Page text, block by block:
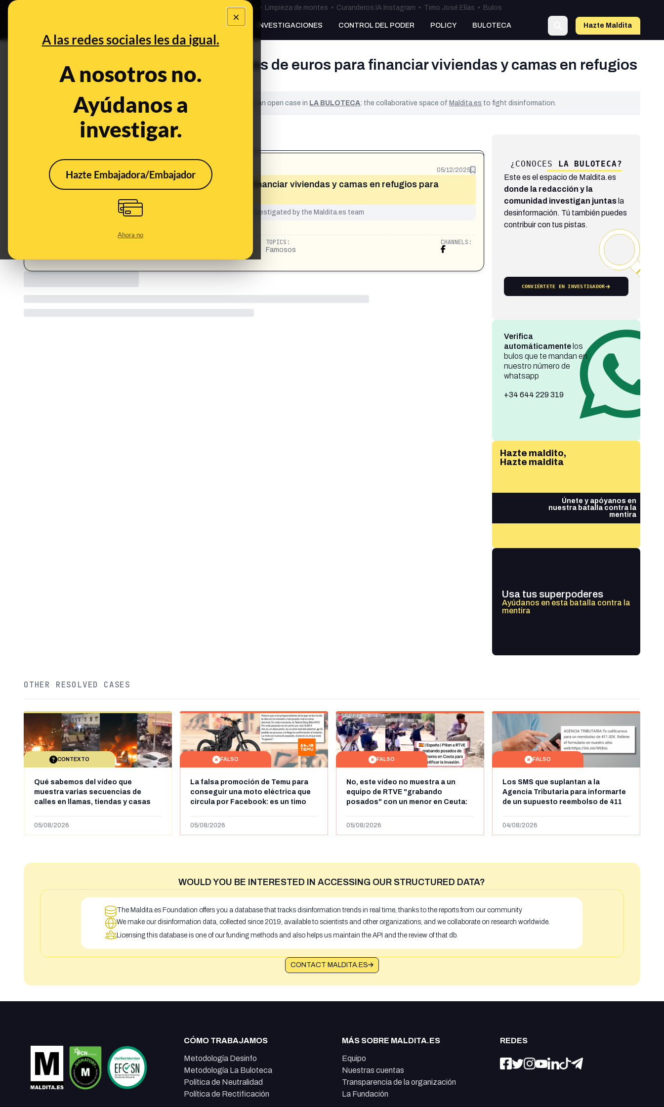
×
A las redes sociales les da igual.
A nosotros no.
Ayúdanos a
investigar.
Hazte Embajadora/Embajador
Ahora no
Bulos Ceuta • Limpieza de montes • Curanderos IA Instagram • Timo José Elías • Bulos
PREBUNKING INVESTIGACIONES CONTROL DEL PODER POLICY BULOTECA Hazte Maldita
¿Lamine Yamal dona cinco millones de euros para financiar viviendas y camas en refugios
para personas necesitadas?
This content has NOT yet been verified. It is an open case in LA BULOTECA: the collaborative space ofMaldita.es to fight disinformation.
What's being said: 05/12/2025
«Lamine Yamal dona cinco millones de euros para financiar viviendas y camas en refugios para
This content has not yet been investigated by the Maldita.es team
https://www.facebook.com/share/p/17gZ7q7r6e/
TOPICS:
Famosos
CHANNELS:
¿CONOCES LA BULOTECA?
Este es el espacio de Maldita.es
donde la redacción y la
comunidad investigan juntasla
desinformación. Tú también puedes
contribuir con tus pistas.
CONVIÉRTETE EN INVESTIGADOR
Verifica
automáticamentelos
bulos que te mandan en
nuestro número de
whatsapp
+34 644 229 319
Hazte maldito,
Hazte maldita
Únete y apóyanos en
nuestra batalla contra la
mentira
Usa tus superpoderes
Ayúdanos en esta batalla contra la
mentira
OTHER RESOLVED CASES
CONTEXTO
Qué sabemos del vídeo que
muestra varias secuencias de
calles en llamas, tiendas y casas
supuestamente en España tras la
05/08/2026
FALSO
La falsa promoción de Temu para
conseguir una moto eléctrica que
circula por Facebook: es un timo
05/08/2026
FALSO
No, este vídeo no muestra a un
equipo de RTVE "grabando
posados" con un menor en Ceuta:
VRT
05/08/2026
FALSO
Los SMS que suplantan a la
Agencia Tributaria para informarte
de un supuesto reembolso de 411
04/08/2026
WOULD YOU BE INTERESTED IN ACCESSING OUR STRUCTURED DATA?
The Maldita.es Foundation offers you a database that tracks disinformation trends in real time, thanks to the reports from our community
We make our disinformation data, collected since 2019, available to scientists and other organizations, and we collaborate on research worldwide.
Licensing this database is one of our funding methods and also helps us maintain the API and the review of that db.
CONTACT MALDITA.ES
CÓMO TRABAJAMOS
Metodología Desinfo
Metodología La Buloteca
Política de Neutralidad
Política de Rectificación
MÁS SOBRE MALDITA.ES
Equipo
Nuestras cuentas
Transparencia de la organización
La Fundación
REDES